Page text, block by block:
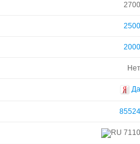
2700
2500
2000
Нет
Да
85524
7110